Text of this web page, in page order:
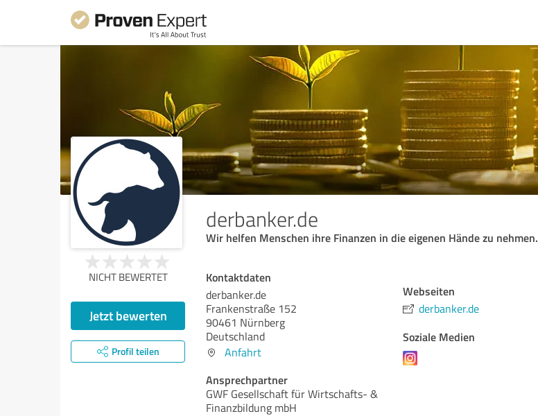
derbanker.de
Wir helfen Menschen ihre Finanzen in die eigenen Hände zu nehmen.
NICHT BEWERTET
Jetzt bewerten
Profil teilen
Kontaktdaten
derbanker.de
Frankenstraße 152
90461 Nürnberg
Deutschland
Anfahrt
Ansprechpartner
GWF Gesellschaft für Wirtschafts- &
Finanzbildung mbH
Webseiten
derbanker.de
Soziale Medien